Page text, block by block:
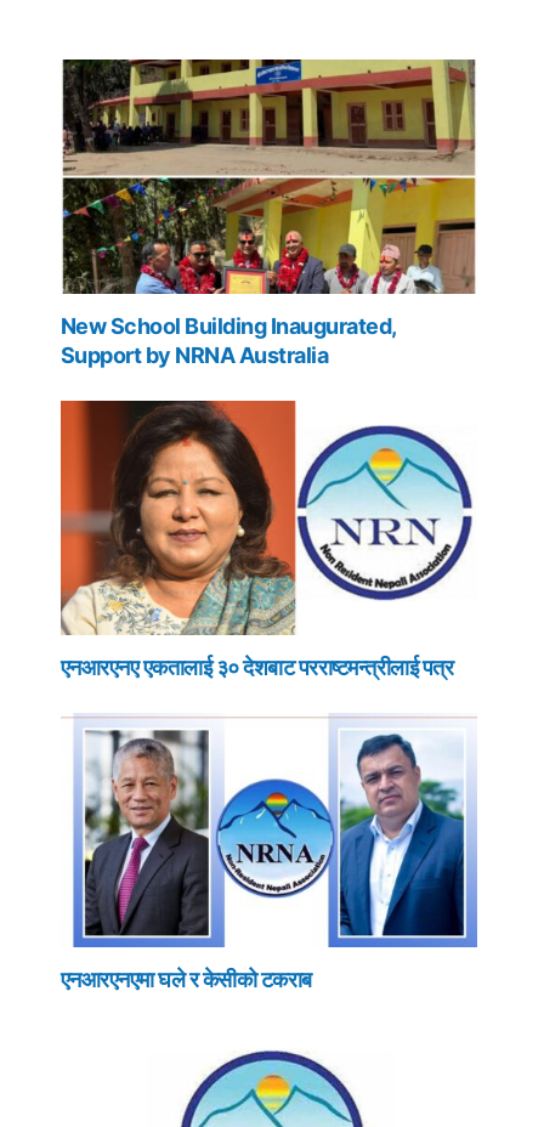
New School Building Inaugurated,
Support by NRNA Australia
एनआरएनए एकतालाई ३० देशबाट परराष्टमन्त्रीलाई पत्र
एनआरएनएमा घले र केसीको टकराब